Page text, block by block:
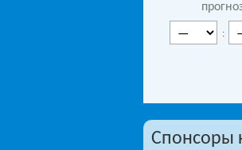
:
Спонсоры